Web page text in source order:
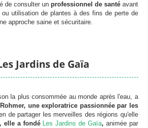
de consulter un professionnel de santé avant
ou utilisation de plantes à des fins de perte de
approche saine et sécuritaire.
Jardins de Gaïa
la plus consommée au monde après l'eau, a
une exploratrice passionnée par les
de partager les merveilles des régions qu'elle
elle a fondé Les Jardins de Gaïa,animée par